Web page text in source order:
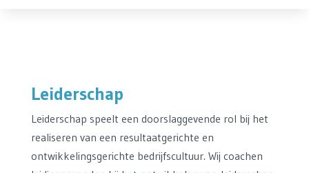
Leiderschap
Leiderschap speelt een doorslaggevende rol bij het
realiseren van een resultaatgerichte en
ontwikkelingsgerichte bedrijfscultuur. Wij coachen